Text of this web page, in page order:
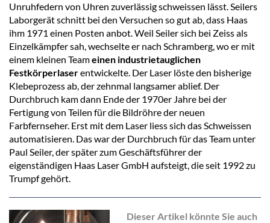
Unruhfedern von Uhren zuverlässig schweissen lässt. Seilers
Laborgerät schnitt bei den Versuchen so gut ab, dass Haas
ihm 1971 einen Posten anbot. Weil Seiler sich bei Zeiss als
Einzelkämpfer sah, wechselte er nach Schramberg, wo er mit
einem kleinen Teameinen industrietauglichen
Festkörperlaserentwickelte. Der Laser löste den bisherige
Klebeprozess ab, der zehnmal langsamer ablief. Der
Durchbruch kam dann Ende der 1970er Jahre bei der
Fertigung von Teilen für die Bildröhre der neuen
Farbfernseher. Erst mit dem Laser liess sich das Schweissen
automatisieren. Das war der Durchbruch für das Team unter
Paul Seiler, der später zum Geschäftsführer der
eigenständigen Haas Laser GmbH aufsteigt, die seit 1992 zu
Trumpf gehört.
Dieser Artikel könnte Sie auch